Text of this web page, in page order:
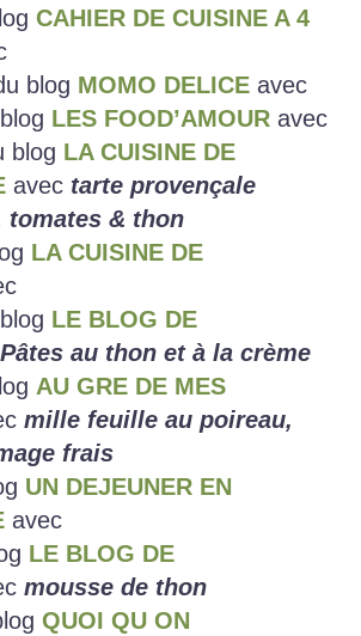
CAHIER DE CUISINE A 4
blog MOMO DELICE avec
LES FOOD’AMOUR avec
blog LA CUISINE DE
avec tarte provençale
tomates & thon
LA CUISINE DE
LE BLOG DE
Pâtes au thon et à la crème
AU GRE DE MES
mille feuille au poireau,
frais
UN DEJEUNER EN
avec
LE BLOG DE
mousse de thon
QUOI QU ON